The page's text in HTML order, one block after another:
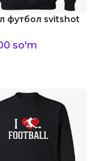
футбол svitshot
so'm